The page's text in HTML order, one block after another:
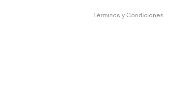
Términos y Condiciones